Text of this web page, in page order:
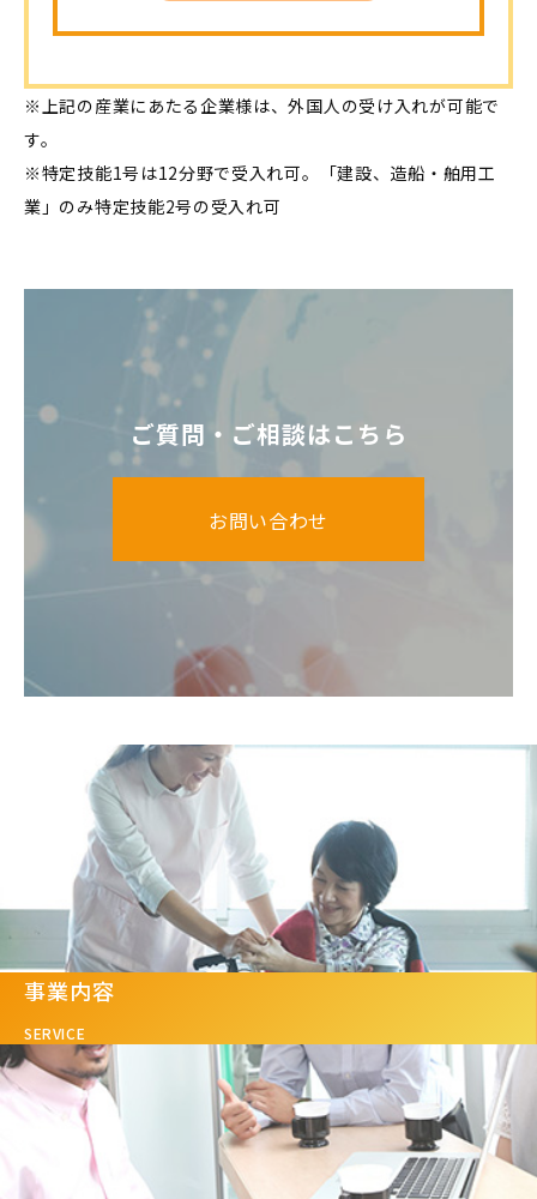
※上記の産業にあたる企業様は、外国人の受け入れが可能で
す。
※特定技能1号は12分野で受入れ可。「建設、造船・舶用工
業」のみ特定技能2号の受入れ可
ご質問・ご相談はこちら
お問い合わせ
事業内容
SERVICE